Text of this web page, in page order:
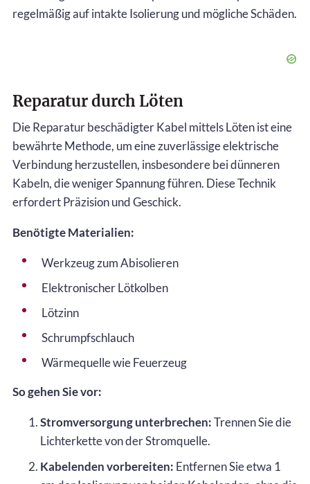
regelmäßig auf intakte Isolierung und mögliche Schäden.
Reparatur durch Löten
Die Reparatur beschädigter Kabel mittels Löten ist eine
bewährte Methode, um eine zuverlässige elektrische
Verbindung herzustellen, insbesondere bei dünneren
Kabeln, die weniger Spannung führen. Diese Technik
erfordert Präzision und Geschick.
Benötigte Materialien:
Werkzeug zum Abisolieren
Elektronischer Lötkolben
Lötzinn
Schrumpfschlauch
Wärmequelle wie Feuerzeug
So gehen Sie vor:
Stromversorgung unterbrechen:Trennen Sie die
Lichterkette von der Stromquelle.
Kabelenden vorbereiten: Entfernen Sie etwa 1